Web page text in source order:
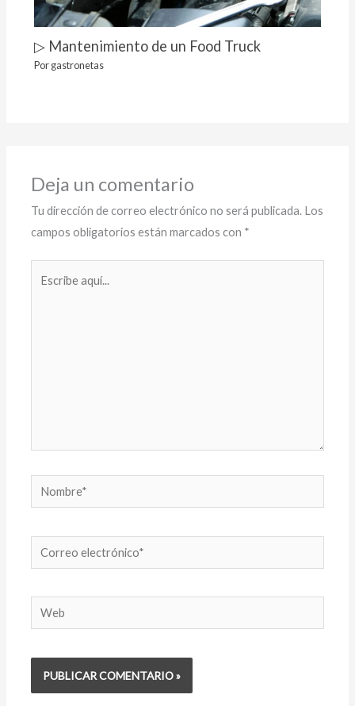
▷ Mantenimiento de un Food Truck
Porgastronetas
Deja un comentario
Tu dirección de correo electrónico no será publicada. Los
campos obligatorios están marcados con *
Nombre*
Correo
electrónico*
Web